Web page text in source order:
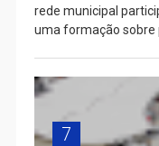
rede municipal
uma formação sobre
7